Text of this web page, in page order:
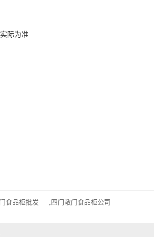
际为准
食品柜批发 , 四门敞门食品柜公司